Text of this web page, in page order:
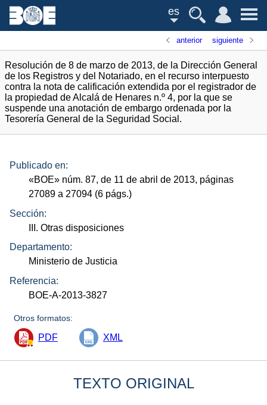
es
anterior siguiente
Resolución de 8 de marzo de 2013, de la Dirección General
de los Registros y del Notariado, en el recurso interpuesto
contra la nota de calificación extendida por el registrador de
la propiedad de Alcalá de Henares n.º 4, por la que se
suspende una anotación de embargo ordenada por la
Tesorería General de la Seguridad Social.
Publicado en:
«BOE» núm. 87, de 11 de abril de 2013, páginas
27089 a 27094 (6 págs.)
Sección:
III. Otras disposiciones
Departamento:
Ministerio de Justicia
Referencia:
BOE-A-2013-3827
Otros formatos:
PDF XML
TEXTO ORIGINAL